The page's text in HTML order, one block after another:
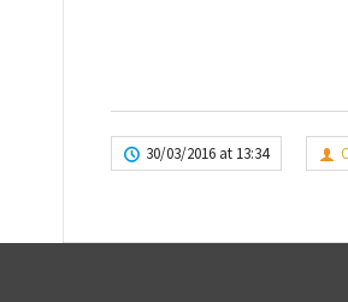
30/03/2016 at 13:34